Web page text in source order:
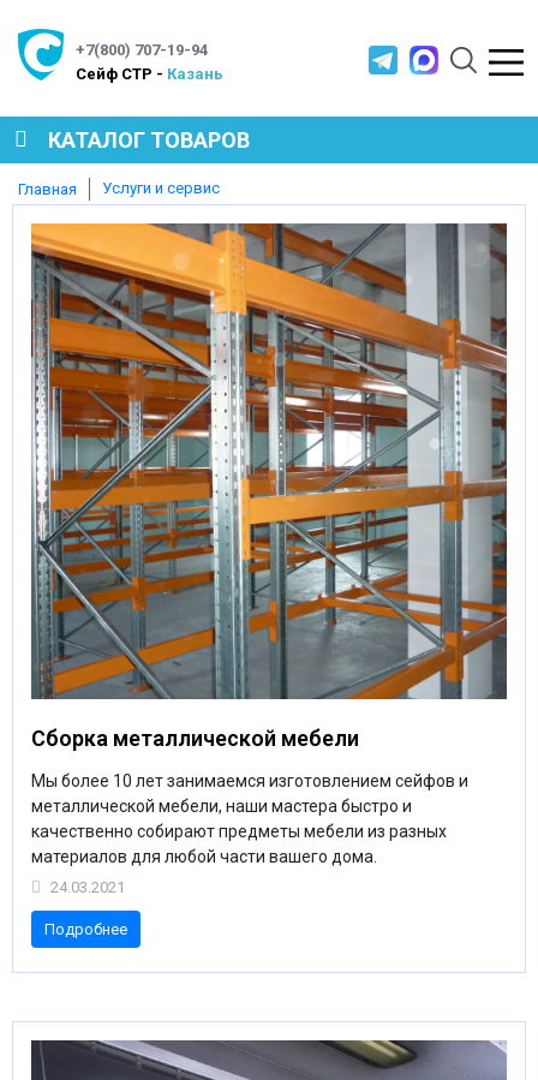
+7(800) 707-19-94
Cейф СТР - Казань
КАТАЛОГ ТОВАРОВ
СЕЙФЫ
МЕТАЛЛИЧЕСКАЯ МЕБЕЛЬ
МЕТАЛЛИЧЕСКИЕ СТЕЛЛАЖИ
ПРОИЗВОДСТВЕННАЯ МЕБЕЛЬ
МЕДИЦИНСКАЯ МЕБЕЛЬ
СИСТЕМЫ ХРАНЕНИЯ
МЕБЕЛЬ ДЛЯ ДОМА
МЕБЕЛЬ ДЛЯ СТОЛОВЫХ
СТАЛЬНЫЕ ДВЕРИ
Главная Услуги и сервис
Сборка металлической мебели
Мы более 10 лет занимаемся изготовлением сейфов и
металлической мебели, наши мастера быстро и
качественно собирают предметы мебели из разных
материалов для любой части вашего дома.
24.03.2021
Подробнее